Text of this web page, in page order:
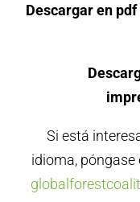
Descargar en
Si está
idioma,